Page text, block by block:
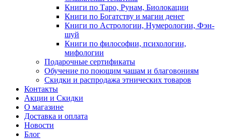
Книги по Таро, Рунам, Биолокации
Книги по Богатству и магии денег
Книги по Астрологии, Нумерологии, Фэн-
шуй
Книги по философии, психологии,
мифологии
Подарочные сертификаты
Обучение по поющим чашам и благовониям
Скидки и распродажа этнических товаров
Контакты
Акции и Скидки
О магазине
Доставка и оплата
Новости
Блог